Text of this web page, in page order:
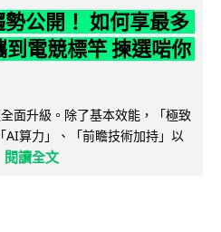
公開！ 如何享最多
電競標竿 揀選啱你
面升級。除了基本效能，「極致
算力」、「前瞻技術加持」以
閱讀全文